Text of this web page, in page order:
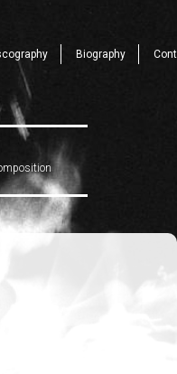
Biography Cont